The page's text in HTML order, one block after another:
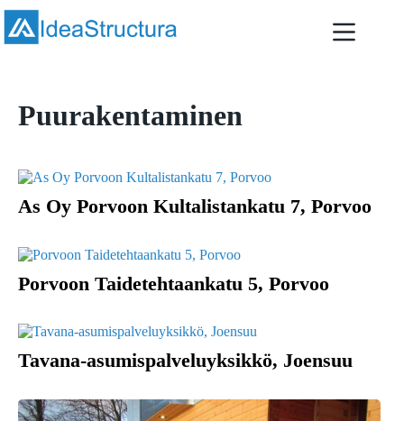
Skip
content
Puurakentaminen
As Oy Porvoon Kultalistankatu 7, Porvoo
Porvoon Taidetehtaankatu 5, Porvoo
Tavana-asumispalveluyksikkö, Joensuu